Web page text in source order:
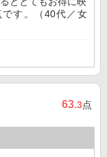
す。（40代／女
63.3点